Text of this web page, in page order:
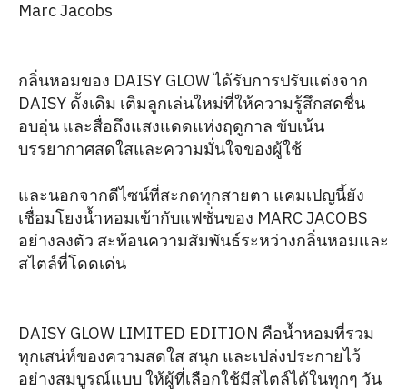
Marc Jacobs
กลิ่นหอมของ DAISY GLOW ได้รับการปรับแต่งจาก
DAISY ดั้งเดิม เติมลูกเล่นใหม่ที่ให้ความรู้สึกสดชื่น
อบอุ่น และสื่อถึงแสงแดดแห่งฤดูกาล ขับเน้น
บรรยากาศสดใสและความมั่นใจของผู้ใช้
และนอกจากดีไซน์ที่สะกดทุกสายตา แคมเปญนี้ยัง
เชื่อมโยงน้ำหอมเข้ากับแฟชั่นของ MARC JACOBS
อย่างลงตัว สะท้อนความสัมพันธ์ระหว่างกลิ่นหอมและ
สไตล์ที่โดดเด่น
DAISY GLOW LIMITED EDITION คือน้ำหอมที่รวม
ทุกเสน่ห์ของความสดใส สนุก และเปล่งประกายไว้
อย่างสมบูรณ์แบบ ให้ผู้ที่เลือกใช้มีสไตล์ได้ในทุกๆ วัน